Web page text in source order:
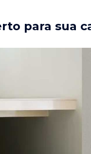
para sua